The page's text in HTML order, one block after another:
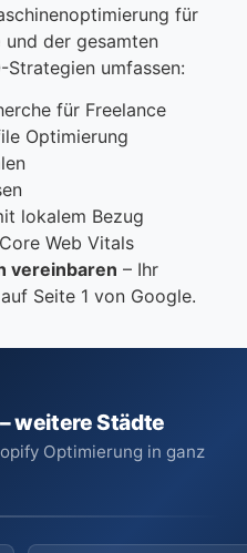
für
und der gesamten
Strategien umfassen:
für Freelance
Optimierung
lokalem Bezug
Web Vitals
vereinbaren – Ihr
Seite 1 von Google.
weitere Städte
Optimierung in ganz